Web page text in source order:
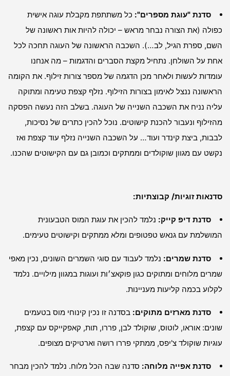
סדנת "עוגת מספרים": כל משתתפת מקבלת עוגה אישית
כפולה (את הצורה נבחר מראש – יכולה להיות אות ראשונה של
השם, ספרת הגיל, לב…). השכבה הראשונה של העוגה תחכה לכל
אחת על השולחן. נתחיל מקצת הסברים והדגמות – מה אנחנו
עומדות לעשות ולאחר מכן הדגמה של מספר צורות זילוף. את הקומה
הראשונה ננצל לאימון בצורות הזילוף. נזלף קצפת טעימה ומתוקה
עליה נניח את השכבה השנייה של העוגה. בשלב הזה נעשה הפסקה
מהזילוף ונעבור להכנת קישוטים. נוכל להכין כתרים של נסיכות,
לבבות, ביצת קינדר ועוד… על השכבה השנייה נזלף עוד קצפת ואז
נקשט עם מגוון שוקולדים וממתקים וכמובן גם עם הקישוטים שהכנו.
סדנאות זוגיות/ קבוצתיות:
סדנת דיפ קייק: נלמד להכין את עוגת המוס הטבעונית
המושלמת עם גנאש טפטופים ומלא ממתקים וקישוטים טעימים.
סדנת שמרים: נלמד לעבוד עם סוגי השמרים השונים, נכין מאפי
שמרים מלוחים ומתוקים כגון פוקאצ׳ות ועוגות במגוון מילויים. נלמד
לקלוע בכמה קליעות מעניינות.
סדנת מארזים מתוקים: בסדנה זו נכין קינוחי מוס בטעמים
שונים: אוראו, לוטוס, שוקולד לבן, פררו, תות, קאפקייקס עם קצפת,
עוגיות שוקולד צ'יפס, ממתקי פררו רושה וארטיקים מצופים.
סדנת אפייה מלוחה: סדנה שבה הכל מלוח. נלמד להכין מבחר